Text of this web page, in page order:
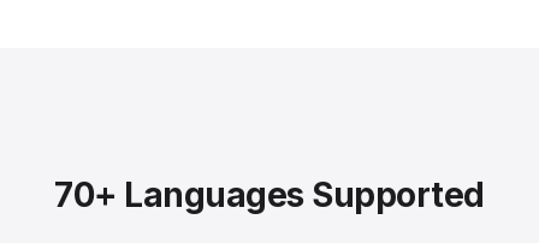
70+ Languages Supported